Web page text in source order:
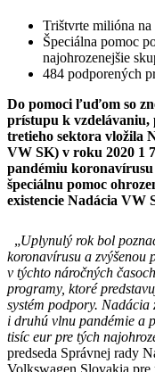
Trištvrte milióna
Špeciálna pomoc
najohrozenejšie
484 podporených
Do pomoci ľuďom so
prístupu k vzdelávaniu,
tretieho sektora vložila
VW SK) v roku 2020 1
pandémiu
špeciálnu pomoc
existencie Nadácia VW
„Uplynulý rok bol
koronavírusu a zvýšenou
v týchto náročných
programy, ktoré
systém podpory.
i druhú vlnu pandémie a
tisíc eur pre tých
predseda Správnej rady